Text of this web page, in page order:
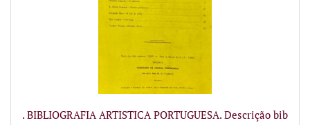
. BIBLIOGRAFIA ARTISTICA PORTUGUESA. Descrição bib